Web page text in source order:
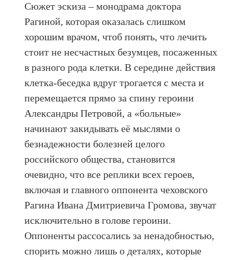
Сюжет эскиза – монодрама доктора
Рагиной, которая оказалась слишком
хорошим врачом, чтоб понять, что лечить
стоит не несчастных безумцев, посаженных
в разного рода клетки. В середине действия
клетка-беседка вдруг трогается с места и
перемещается прямо за спину героини
Александры Петровой, а «больные»
начинают закидывать её мыслями о
безнадежности болезней целого
российского общества, становится
очевидно, что все реплики всех героев,
включая и главного оппонента чеховского
Рагина Ивана Дмитриевича Громова, звучат
исключительно в голове героини.
Оппоненты рассосались за ненадобностью,
спорить можно лишь о деталях, которые